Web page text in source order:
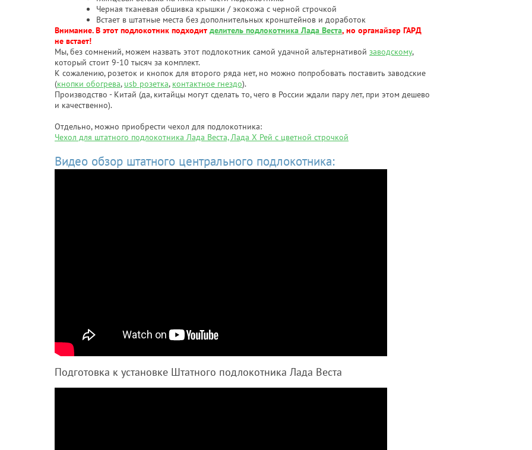
Черная тканевая обшивка крышки / экокожа с черной строчкой
Встает в штатные места без дополнительных кронштейнов и доработок
Внимание. В этот подлокотник подходит делитель подлокотника Лада Веста, но органайзер ГАРД
не встает!
Мы, без сомнений, можем назвать этот подлокотник самой удачной альтернативой заводскому,
который стоит 9-10 тысяч за комплект.
К сожалению, розеток и кнопок для второго ряда нет, но можно попробовать поставить заводские
(кнопки обогрева, usb розетка, контактное гнездо).
Производство - Китай (да, китайцы могут сделать то, чего в России ждали пару лет, при этом дешево
и качественно).
Отдельно, можно приобрести чехол для подлокотника:
Чехол для штатного подлокотника Лада Веста, Лада Х Рей с цветной строчкой
Видео обзор штатного центрального подлокотника:
Подготовка к установке Штатного подлокотника Лада Веста